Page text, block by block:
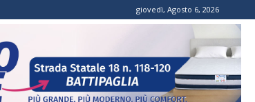
giovedì, Agosto 6, 2026